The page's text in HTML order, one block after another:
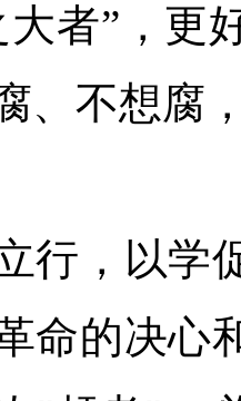
大者”，更
、不想腐
，以学促
命的决心